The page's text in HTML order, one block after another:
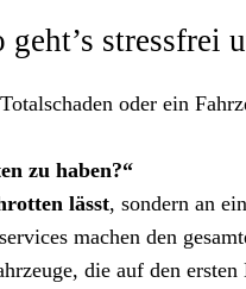
stressfrei
oder ein
zu haben?“
lässt, sondern an
machen den
die auf den